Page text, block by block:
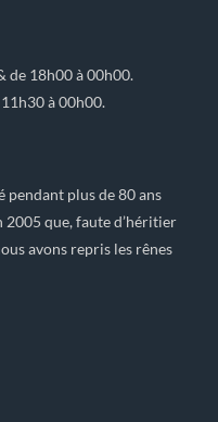
de 18h00 à 00h00.
à 00h00.
pendant plus de 80 ans
2005 que, faute d’héritier
avons repris les rênes